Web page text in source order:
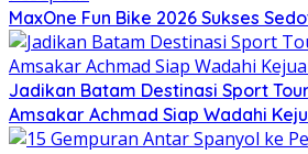
MaxOne Fun Bike 2026 Sukses
Jadikan Batam Destinasi Sport
Amsakar Achmad Siap Wadahi